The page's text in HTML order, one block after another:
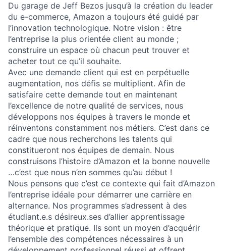
Du garage de Jeff Bezos jusqu’à la création du leader
du e-commerce, Amazon a toujours été guidé par
l’innovation technologique. Notre vision : être
l’entreprise la plus orientée client au monde ;
construire un espace où chacun peut trouver et
acheter tout ce qu’il souhaite.
Avec une demande client qui est en perpétuelle
augmentation, nos défis se multiplient. Afin de
satisfaire cette demande tout en maintenant
l’excellence de notre qualité de services, nous
développons nos équipes à travers le monde et
réinventons constamment nos métiers. C’est dans ce
cadre que nous recherchons les talents qui
constitueront nos équipes de demain. Nous
construisons l’histoire d’Amazon et la bonne nouvelle
…c’est que nous n’en sommes qu’au début !
Nous pensons que c’est ce contexte qui fait d’Amazon
l’entreprise idéale pour démarrer une carrière en
alternance. Nos programmes s’adressent à des
étudiant.e.s désireux.ses d’allier apprentissage
théorique et pratique. Ils sont un moyen d’acquérir
l’ensemble des compétences nécessaires à un